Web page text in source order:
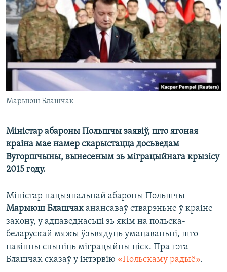
Марыюш Блашчак
Міністар абароны Польшчы заявіў, што ягоная
краіна мае намер скарыстацца досьведам
Вугоршчыны, вынесеным зь міграцыйнага крызісу
2015 году.
Міністар нацыянальнай абароны Польшчы
Марыюш Блашчаканансаваў стварэньне ў краіне
закону, у адпаведнасьці зь якім на польска-
беларускай мяжы ўзьвядуць умацаваньні, што
павінны спыніць міграцыйны ціск. Пра гэта
Блашчак сказаў у інтэрвію «Польскаму радыё».